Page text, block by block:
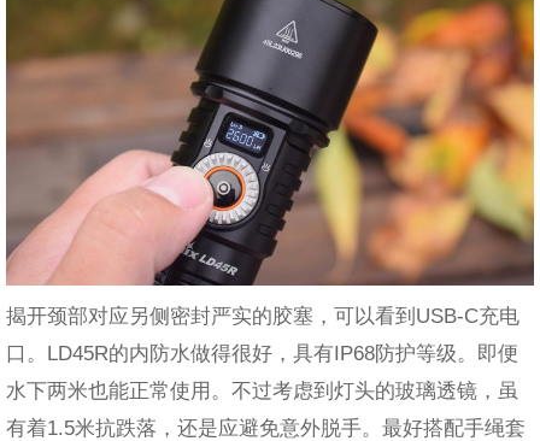
揭开颈部对应另侧密封严实的胶塞，可以看到USB-C充电
口。LD45R的内防水做得很好，具有IP68防护等级。即便
水下两米也能正常使用。不过考虑到灯头的玻璃透镜，虽
有着1.5米抗跌落，还是应避免意外脱手。最好搭配手绳套